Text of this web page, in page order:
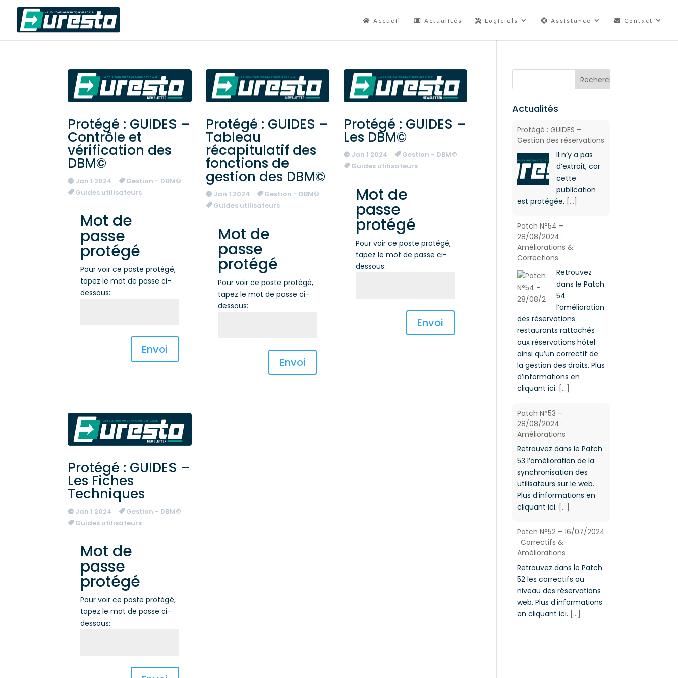
Accueil Actualités Logiciels Assistance Contact
Protégé : GUIDES –
Contrôle et
vérification des
DBM©
Jan 1 2024
Gestion - DBM©
Guides utilisateurs
Mot de
passe
protégé
Pour voir ce poste protégé,
tapez le mot de passe ci-
dessous:
Envoi
Protégé : GUIDES –
Tableau
récapitulatif des
fonctions de
gestion des DBM©
Jan 1 2024
Gestion - DBM©
Guides utilisateurs
Mot de
passe
protégé
Pour voir ce poste protégé,
tapez le mot de passe ci-
dessous:
Envoi
Protégé : GUIDES –
Les DBM©
Jan 1 2024
Gestion - DBM©
Guides utilisateurs
Mot de
passe
protégé
Pour voir ce poste protégé,
tapez le mot de passe ci-
dessous:
Envoi
Protégé : GUIDES –
Les Fiches
Techniques
Jan 1 2024
Gestion - DBM©
Guides utilisateurs
Mot de
passe
protégé
Pour voir ce poste protégé,
tapez le mot de passe ci-
dessous:
Actualités
Protégé : GUIDES –
Gestion des réservations
Il n’y a pas
d’extrait, car
cette
publication
est protégée. [...]
Patch N°54 –
28/08/2024 :
Améliorations &
Corrections
Retrouvez
dans le Patch
54
l’amélioration
des réservations
restaurants rattachés
aux réservations hôtel
ainsi qu’un correctif de
la gestion des droits. Plus
d’informations en
cliquant ici. [...]
Patch N°53 –
28/08/2024 :
Améliorations
Retrouvez dans le Patch
53 l’amélioration de la
synchronisation des
utilisateurs sur le web.
Plus d’informations en
cliquant ici. [...]
Patch N°52 – 16/07/2024
: Correctifs &
Améliorations
Retrouvez dans le Patch
52 les correctifs au
niveau des réservations
web. Plus d’informations
en cliquant ici. [...]